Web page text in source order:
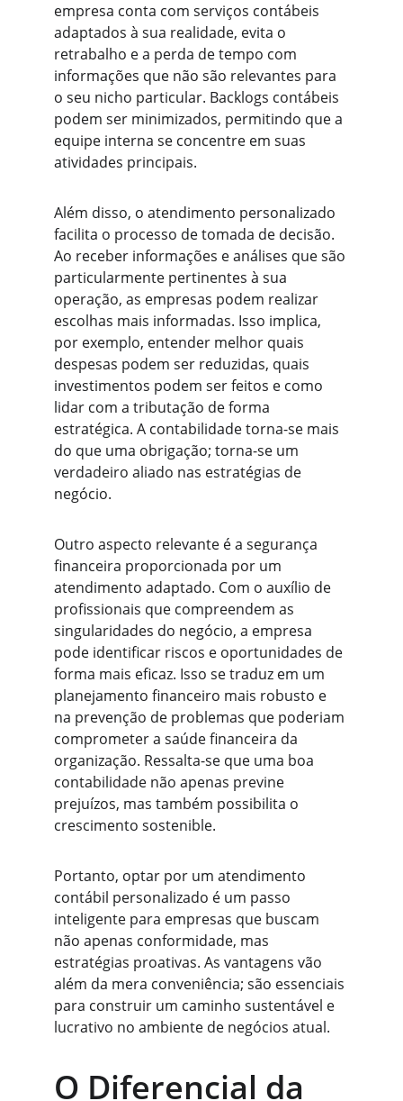
empresa conta com serviços contábeis
adaptados à sua realidade, evita o
retrabalho e a perda de tempo com
informações que não são relevantes para
o seu nicho particular. Backlogs contábeis
podem ser minimizados, permitindo que a
equipe interna se concentre em suas
atividades principais.
Além disso, o atendimento personalizado
facilita o processo de tomada de decisão.
Ao receber informações e análises que são
particularmente pertinentes à sua
operação, as empresas podem realizar
escolhas mais informadas. Isso implica,
por exemplo, entender melhor quais
despesas podem ser reduzidas, quais
investimentos podem ser feitos e como
lidar com a tributação de forma
estratégica. A contabilidade torna-se mais
do que uma obrigação; torna-se um
verdadeiro aliado nas estratégias de
negócio.
Outro aspecto relevante é a segurança
financeira proporcionada por um
atendimento adaptado. Com o auxílio de
profissionais que compreendem as
singularidades do negócio, a empresa
pode identificar riscos e oportunidades de
forma mais eficaz. Isso se traduz em um
planejamento financeiro mais robusto e
na prevenção de problemas que poderiam
comprometer a saúde financeira da
organização. Ressalta-se que uma boa
contabilidade não apenas previne
prejuízos, mas também possibilita o
crescimento sostenible.
Portanto, optar por um atendimento
contábil personalizado é um passo
inteligente para empresas que buscam
não apenas conformidade, mas
estratégias proativas. As vantagens vão
além da mera conveniência; são essenciais
para construir um caminho sustentável e
lucrativo no ambiente de negócios atual.
O Diferencial da